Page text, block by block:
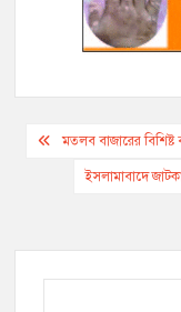
Post
navigation
মতলব বাজারের বিশিষ্ট
ইসলামাবাদে